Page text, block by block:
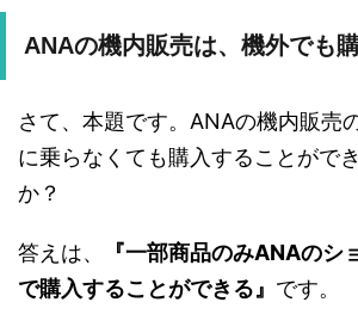
ANAの機内販売は、機外でも
さて、本題です。ANAの機内販売
に乗らなくても購入することがで
か？
答えは、
『一部商品のみANAのシ
で購入することができる』 です。